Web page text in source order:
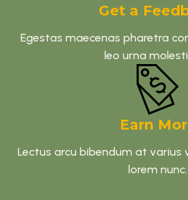
Get a
Egestas maecenas pharetra
leo urna
Earn
Lectus arcu bibendum at varius
lorem nunc.